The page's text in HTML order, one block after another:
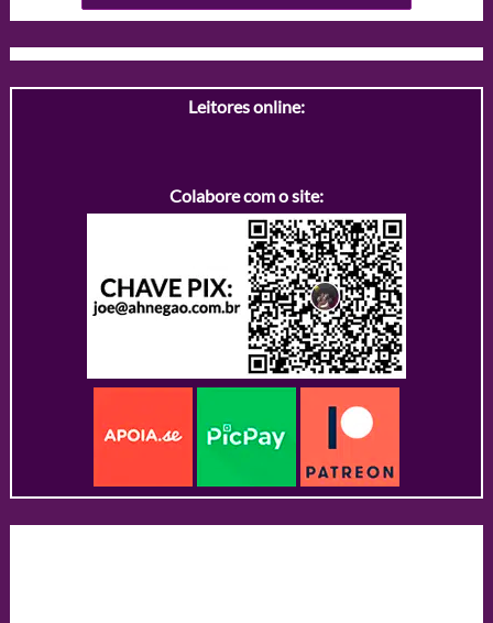
Leitores online:
Colabore com o site: